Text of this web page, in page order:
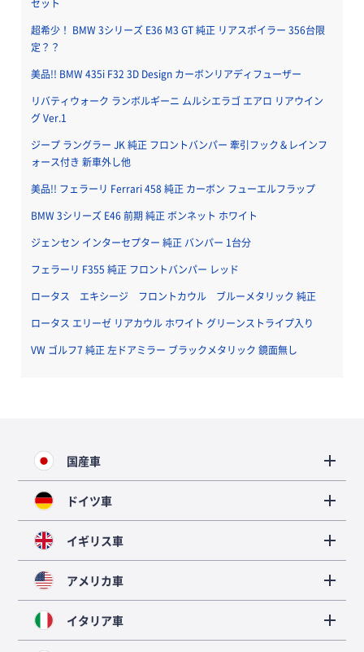
セット
超希少！ BMW 3シリーズ E36 M3 GT 純正 リアスポイラー 356台限
定？？
美品!! BMW 435i F32 3D Design カーボンリアディフューザー
リバティウォーク ランボルギーニ ムルシエラゴ エアロ リアウイン
グ Ver.1
ジープ ラングラー JK 純正 フロントバンパー 牽引フック＆レインフ
ォース付き 新車外し他
美品!! フェラーリ Ferrari 458 純正 カーボン フューエルフラップ
BMW 3シリーズ E46 前期 純正 ボンネット ホワイト
ジェンセン インターセプター 純正 バンパー 1台分
フェラーリ F355 純正 フロントバンパー レッド
ロータス エキシージ フロントカウル ブルーメタリック 純正
ロータス エリーゼ リアカウル ホワイト グリーンストライプ入り
VW ゴルフ7 純正 左ドアミラー ブラックメタリック 鏡面無し
国産車
ドイツ車
イギリス車
アメリカ車
イタリア車